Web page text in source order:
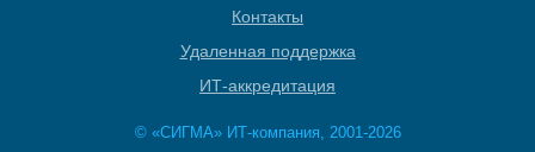
Контакты
Удаленная поддержка
ИТ-аккредитация
© «СИГМА» ИТ-компания, 2001-2026